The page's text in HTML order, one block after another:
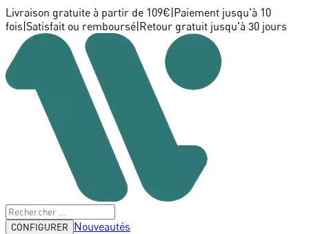
Livraison gratuite à partir de 109€ Paiement jusqu'à 10
fois Satisfait ou remboursé Retour gratuit jusqu'à 30 jours
CONFIGURER
Nouveautés